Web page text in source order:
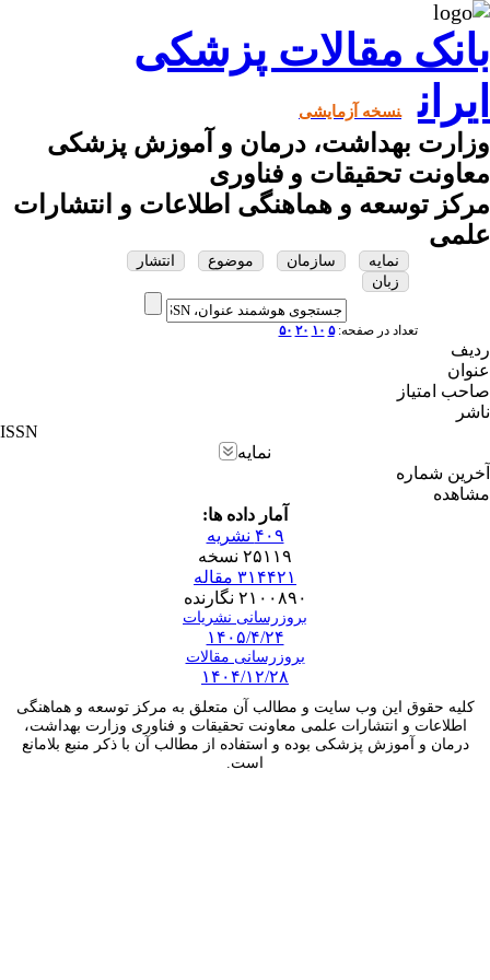
بانک مقالات پزشکی
ایران
نسخه آزمایشی
وزارت بهداشت، درمان و آموزش پزشکی
معاونت تحقیقات و فناوری
مرکز توسعه و هماهنگی اطلاعات و انتشارات
علمی
نمایه سازمان موضوع
انتشار
زبان
تعداد در صفحه:۵ ۱۰ ۲۰ ۵۰
ردیف
عنوان
صاحب امتیاز
ناشر
ISSN
نمایه
آخرین شماره
مشاهده
آمار داده ها:
۴۰۹ نشریه
۲۵۱۱۹ نسخه
۳۱۴۴۲۱ مقاله
۲۱۰۰۸۹۰ نگارنده
بروزرسانی نشریات
۱۴۰۵/۴/۲۴
بروزرسانی مقالات
۱۴۰۴/۱۲/۲۸
کلیه حقوق این وب سایت و مطالب آن متعلق به مرکز توسعه و هماهنگی
اطلاعات و انتشارات علمی معاونت تحقیقات و فناوری وزارت بهداشت،
درمان و آموزش پزشکی بوده و استفاده از مطالب آن با ذکر منبع بلامانع
است.